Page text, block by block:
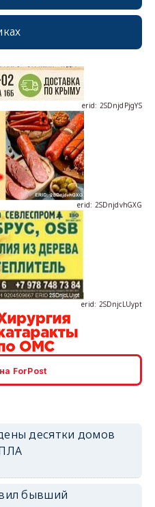
erid: 2SDnjdvhGXG
ForPost
десятки домов
бывший